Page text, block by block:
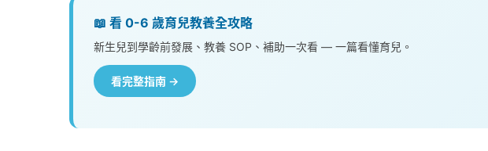
📖 看 0-6 歲育兒教養全攻略
新生兒到學齡前發展、教養 SOP、補助一次看 — 一篇看懂育兒。
看完整指南 →